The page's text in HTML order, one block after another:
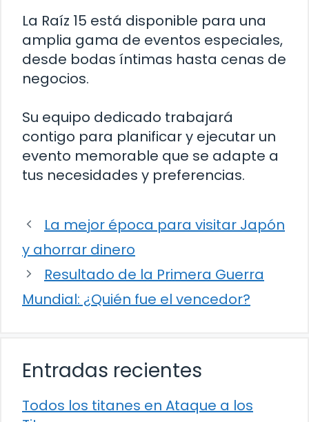
La Raíz 15 está disponible para una
amplia gama de eventos especiales,
desde bodas íntimas hasta cenas de
negocios.
Su equipo dedicado trabajará
contigo para planificar y ejecutar un
evento memorable que se adapte a
tus necesidades y preferencias.
La mejor época para visitar Japón
y ahorrar dinero
Resultado de la Primera Guerra
Mundial: ¿Quién fue el vencedor?
Entradas recientes
Todos los titanes en Ataque a los